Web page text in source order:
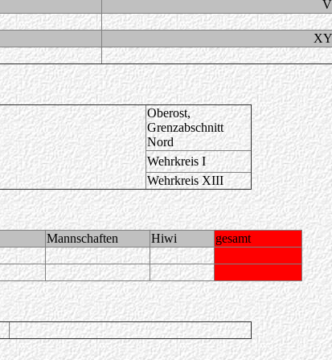
V
Oberost,
Grenzabschnitt
Nord
Wehrkreis I
Wehrkreis XIII
Mannschaften Hiwi gesamt